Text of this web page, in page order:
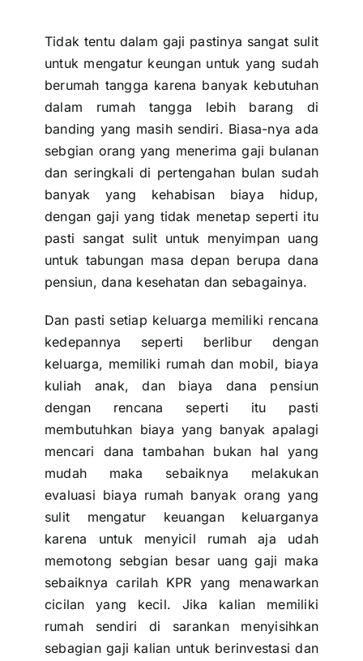
Tidak tentu dalam gaji pastinya sangat sulit
untuk mengatur keungan untuk yang sudah
berumah tangga karena banyak kebutuhan
dalam rumah tangga lebih barang di
banding yang masih sendiri. Biasa-nya ada
sebgian orang yang menerima gaji bulanan
dan seringkali di pertengahan bulan sudah
banyak yang kehabisan biaya hidup,
dengan gaji yang tidak menetap seperti itu
pasti sangat sulit untuk menyimpan uang
untuk tabungan masa depan berupa dana
pensiun, dana kesehatan dan sebagainya.
Dan pasti setiap keluarga memiliki rencana
kedepannya seperti berlibur dengan
keluarga, memiliki rumah dan mobil, biaya
kuliah anak, dan biaya dana pensiun
dengan rencana seperti itu pasti
membutuhkan biaya yang banyak apalagi
mencari dana tambahan bukan hal yang
mudah maka sebaiknya melakukan
evaluasi biaya rumah banyak orang yang
sulit mengatur keuangan keluarganya
karena untuk menyicil rumah aja udah
memotong sebgian besar uang gaji maka
sebaiknya carilah KPR yang menawarkan
cicilan yang kecil. Jika kalian memiliki
rumah sendiri di sarankan menyisihkan
sebagian gaji kalian untuk berinvestasi dan